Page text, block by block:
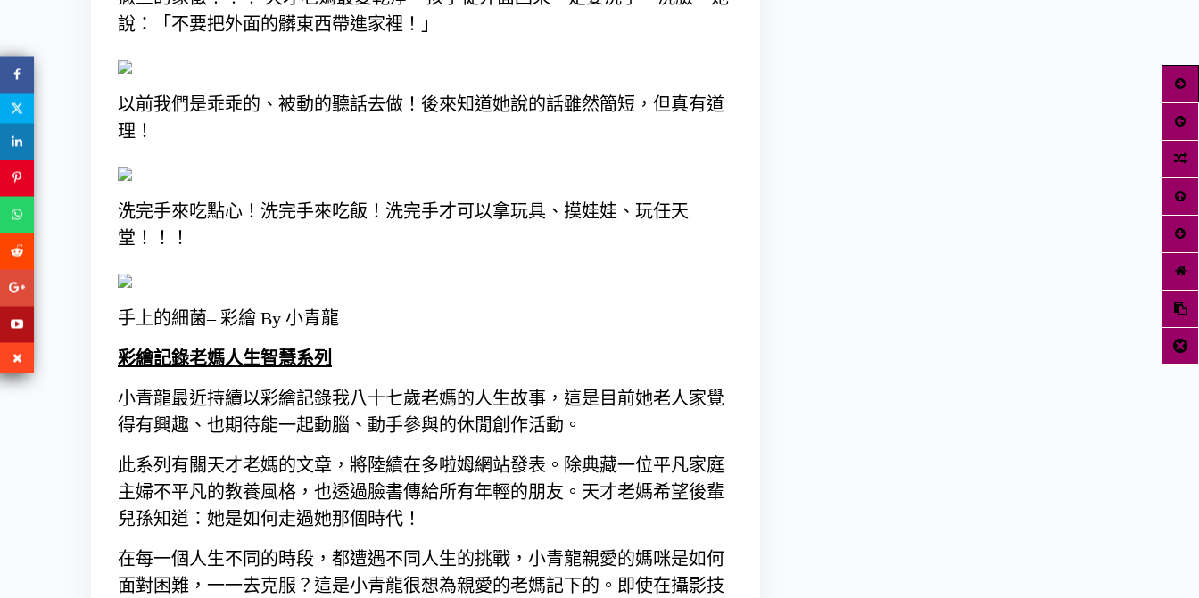
說：「不要把外面的髒東西帶進家裡！」
以前我們是乖乖的、被動的聽話去做！後來知道她說的話雖然簡短，但真有道
理！
洗完手來吃點心！洗完手來吃飯！洗完手才可以拿玩具、摸娃娃、玩任天
堂！！！
手上的細菌– 彩繪 By 小青龍
彩繪記錄老媽人生智慧系列
小青龍最近持續以彩繪記錄我八十七歲老媽的人生故事，這是目前她老人家覺
得有興趣、也期待能一起動腦、動手參與的休閒創作活動。
此系列有關天才老媽的文章，將陸續在多啦姆網站發表。除典藏一位平凡家庭
主婦不平凡的教養風格，也透過臉書傳給所有年輕的朋友。天才老媽希望後輩
兒孫知道：她是如何走過她那個時代！
在每一個人生不同的時段，都遭遇不同人生的挑戰，小青龍親愛的媽咪是如何
面對困難，一一去克服？這是小青龍很想為親愛的老媽記下的。即使在攝影技